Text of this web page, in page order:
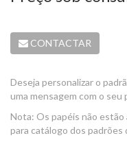
CONTACTAR
Deseja personalizar o
uma mensagem com o seu
Nota: Os papéis não estão
para catálogo dos padrões